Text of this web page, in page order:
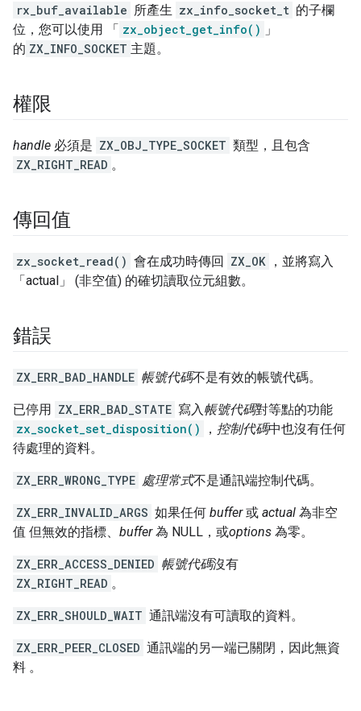
rx_buf_available 所產生 zx_info_socket_t 的子欄
位，您可以使用 「 zx_object_get_info() 」
的 ZX_INFO_SOCKET 主題。
權限
handle 必須是 ZX_OBJ_TYPE_SOCKET 類型，且包含
ZX_RIGHT_READ 。
傳回值
zx_socket_read() 會在成功時傳回 ZX_OK ，並將寫入
「actual」
(非空值) 的確切讀取位元組數。
錯誤
ZX_ERR_BAD_HANDLE 帳號代碼不是有效的帳號代碼。
已停用 ZX_ERR_BAD_STATE 寫入帳號代碼對等點的功能
zx_socket_set_disposition()
， 控制代碼中也沒有任何
待處理的資料。
ZX_ERR_WRONG_TYPE 處理常式不是通訊端控制代碼。
ZX_ERR_INVALID_ARGS 如果任何 buffer或 actual 為非空
值 但無效的指標、 buffer為 NULL，或options 為零。
ZX_ERR_ACCESS_DENIED 帳號代碼沒有
ZX_RIGHT_READ 。
ZX_ERR_SHOULD_WAIT 通訊端沒有可讀取的資料。
ZX_ERR_PEER_CLOSED 通訊端的另一端已關閉，因此無資
料 。